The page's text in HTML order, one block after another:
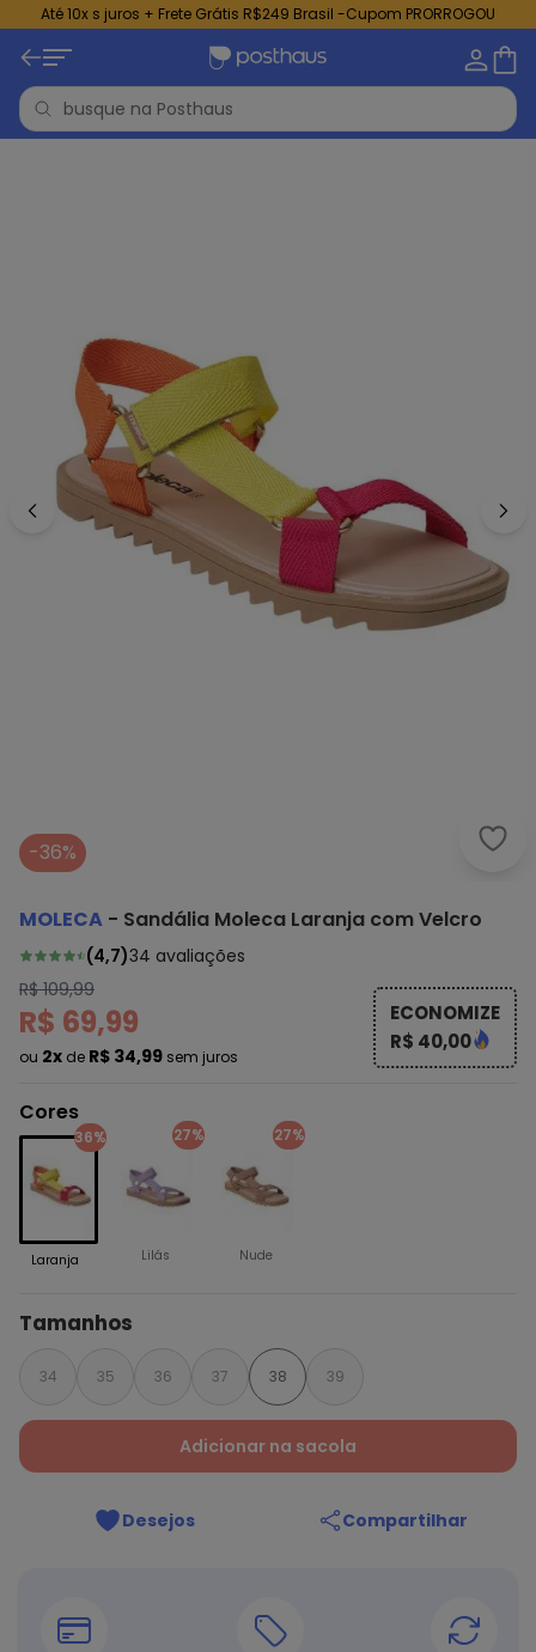
Até 10x s juros + Frete Grátis R$249 Brasil -Cupom PRORROGOU
-36%
MOLECA - Sandália Moleca Laranja com Velcro
(4,7)34 avaliações
R$ 109,99
R$ 69,99
ou 2x de R$ 34,99 sem juros
ECONOMIZE
R$ 40,00
Cores
36%
Laranja
27%
Lilás
27%
Nude
Tamanhos
34 35 36 37 38 39
Adicionar na sacola
Desejos Compartilhar